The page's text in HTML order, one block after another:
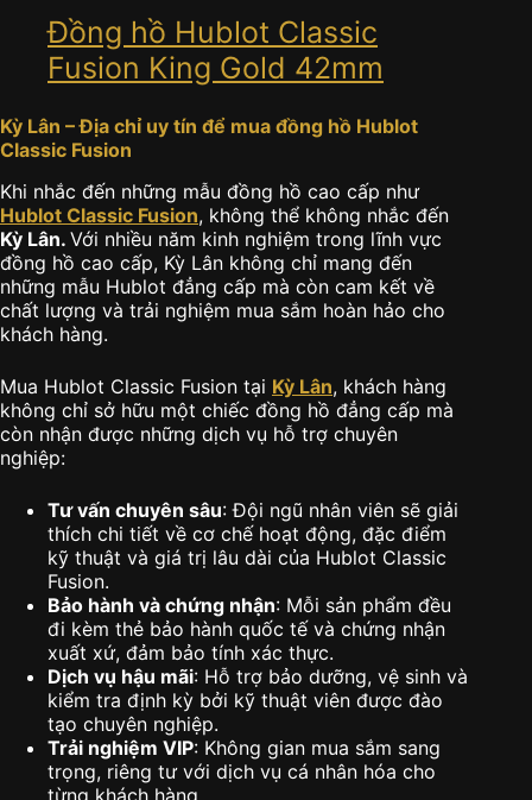
Đồng hồ Hublot Classic
Fusion King Gold 42mm
Kỳ Lân – Địa chỉ uy tín để mua đồng hồ Hublot
Classic Fusion
Khi nhắc đến những mẫu đồng hồ cao cấp như
Hublot Classic Fusion, không thể không nhắc đến
Kỳ Lân. Với nhiều năm kinh nghiệm trong lĩnh vực
đồng hồ cao cấp, Kỳ Lân không chỉ mang đến
những mẫu Hublot đẳng cấp mà còn cam kết về
chất lượng và trải nghiệm mua sắm hoàn hảo cho
khách hàng.
Mua Hublot Classic Fusion tại Kỳ Lân, khách hàng
không chỉ sở hữu một chiếc đồng hồ đẳng cấp mà
còn nhận được những dịch vụ hỗ trợ chuyên
nghiệp:
Tư vấn chuyên sâu: Đội ngũ nhân viên sẽ giải
thích chi tiết về cơ chế hoạt động, đặc điểm
kỹ thuật và giá trị lâu dài của Hublot Classic
Fusion.
Bảo hành và chứng nhận: Mỗi sản phẩm đều
đi kèm thẻ bảo hành quốc tế và chứng nhận
xuất xứ, đảm bảo tính xác thực.
Dịch vụ hậu mãi: Hỗ trợ bảo dưỡng, vệ sinh và
kiểm tra định kỳ bởi kỹ thuật viên được đào
tạo chuyên nghiệp.
Trải nghiệm VIP: Không gian mua sắm sang
trọng, riêng tư với dịch vụ cá nhân hóa cho